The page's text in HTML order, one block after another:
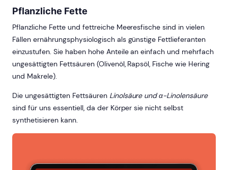
Pflanzliche Fette
Pflanzliche Fette und fettreiche Meeresfische sind in vielen
Fällen ernährungsphysiologisch als günstige Fettlieferanten
einzustufen. Sie haben hohe Anteile an einfach und mehrfach
ungesättigten Fettsäuren (Olivenöl, Rapsöl, Fische wie Hering
und Makrele).
Die ungesättigten Fettsäuren Linolsäure undα-Linolensäure
sind für uns essentiell, da der Körper sie nicht selbst
synthetisieren kann.